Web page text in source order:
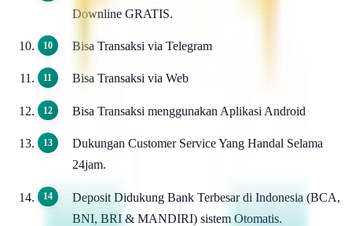
Downline GRATIS.
Bisa Transaksi via Telegram
Bisa Transaksi via Web
Bisa Transaksi menggunakan Aplikasi Android
Dukungan Customer Service Yang Handal Selama
24jam.
Deposit Didukung Bank Terbesar di Indonesia (BCA,
BNI, BRI & MANDIRI) sistem Otomatis.